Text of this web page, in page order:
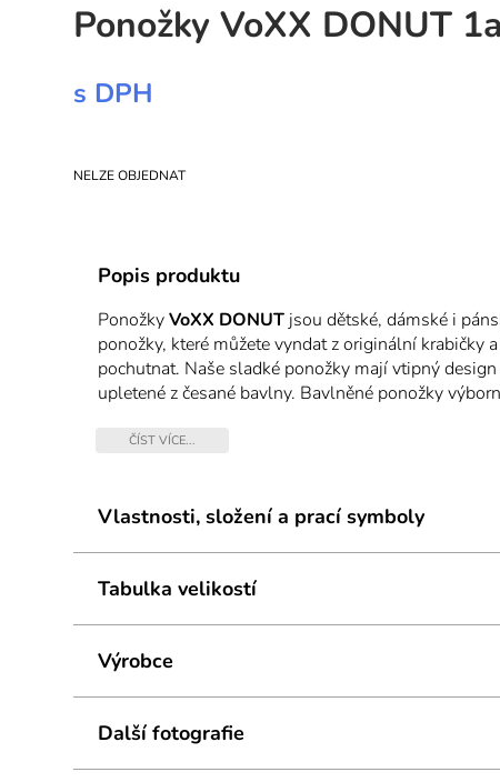
Ponožky VoXX DONUT 1a
s DPH
NELZE OBJEDNAT
Popis produktu
PonožkyVoXX DONUT jsou dětské, dámské i
ponožky, které můžete vyndat z originální krabičky
pochutnat. Naše sladké ponožky mají vtipný
upletené z česané bavlny. Bavlněné ponožky
Zaručeně tak vykouzlí lepší náladu a úsměv na
ČÍST VÍCE...
Vlastnosti, složení a prací symboly
Tabulka velikostí
Výrobce
Další fotografie